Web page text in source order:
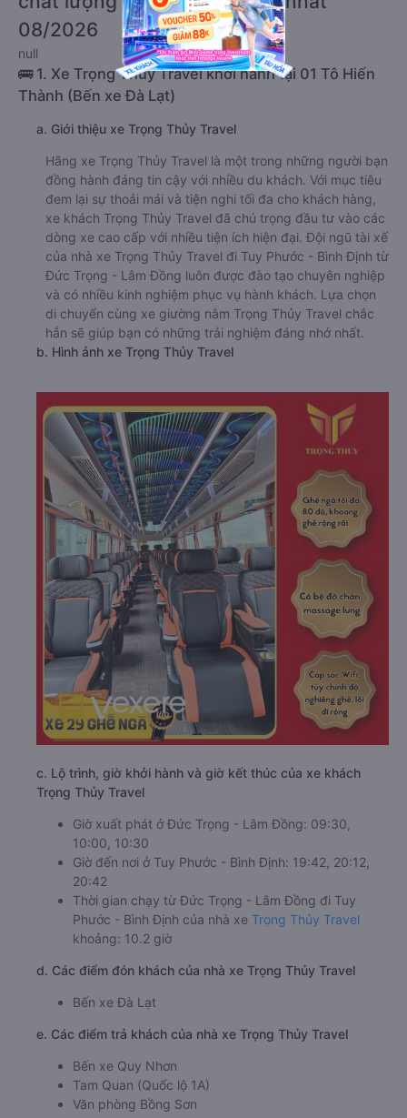
08/2026
null
🚌 1. Xe Trọng Thủy Travel khởi hành tại 01 Tô Hiến
Thành (Bến xe Đà Lạt)
a. Giới thiệu xe Trọng Thủy Travel
Hãng xe Trọng Thủy Travel là một trong những người bạn
đồng hành đáng tin cậy với nhiều du khách. Với mục tiêu
đem lại sự thoải mái và tiện nghi tối đa cho khách hàng,
xe khách Trọng Thủy Travel đã chú trọng đầu tư vào các
dòng xe cao cấp với nhiều tiện ích hiện đại. Đội ngũ tài xế
của nhà xe Trọng Thủy Travel đi Tuy Phước - Bình Định từ
Đức Trọng - Lâm Đồng luôn được đào tạo chuyên nghiệp
và có nhiều kinh nghiệm phục vụ hành khách. Lựa chọn
di chuyển cùng xe giường nằm Trọng Thủy Travel chắc
hẳn sẽ giúp bạn có những trải nghiệm đáng nhớ nhất.
b. Hình ảnh xe Trọng Thủy Travel
c. Lộ trình, giờ khởi hành và giờ kết thúc của xe khách
Trọng Thủy Travel
Giờ xuất phát ở Đức Trọng - Lâm Đồng: 09:30,
10:00, 10:30
Giờ đến nơi ở Tuy Phước - Bình Định: 19:42, 20:12,
20:42
Thời gian chạy từ Đức Trọng - Lâm Đồng đi Tuy
Phước - Bình Định của nhà xe Trọng Thủy Travel
khoảng: 10.2 giờ
d. Các điểm đón khách của nhà xe Trọng Thủy Travel
Bến xe Đà Lạt
e. Các điểm trả khách của nhà xe Trọng Thủy Travel
Bến xe Quy Nhơn
Tam Quan (Quốc lộ 1A)
Văn phòng Bồng Sơn